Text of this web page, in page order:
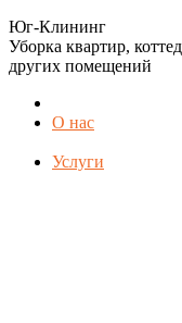
Юг-Клининг
Уборка квартир,
других помещений
О нас
Услуги